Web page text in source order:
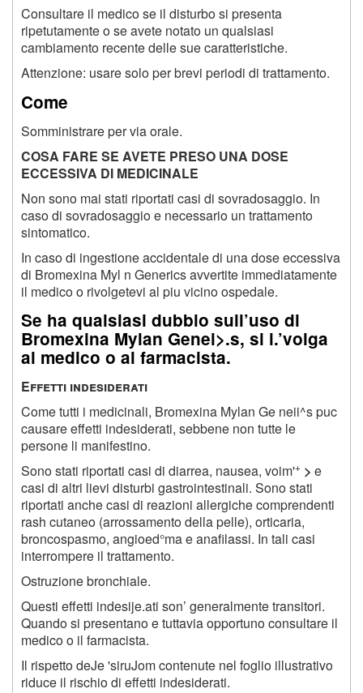
Consultare il medico se il disturbo si presenta
ripetutamente o se avete notato un qualsiasi
cambiamento recente delle sue caratteristiche.
Attenzione: usare solo per brevi periodi di trattamento.
Come
Somministrare per via orale.
COSA FARE SE AVETE PRESO UNA DOSE
ECCESSIVA DI MEDICINALE
Non sono mai stati riportati casi di sovradosaggio. In
caso di sovradosaggio e necessario un trattamento
sintomatico.
In caso di ingestione accidentale di una dose eccessiva
di Bromexina Myl n Generics avvertite immediatamente
il medico o rivolgetevi al piu vicino ospedale.
Se ha qualsiasi dubbio sull’uso di
Bromexina Mylan Genei>.s, si i.’volga
al medico o al farmacista.
Effetti indesiderati
Come tutti i medicinali, Bromexina Mylan Ge neii^s puc
causare effetti indesiderati, sebbene non tutte le
persone li manifestino.
Sono stati riportati casi di diarrea, nausea, voim'+ > e
casi di altri lievi disturbi gastrointestinali. Sono stati
riportati anche casi di reazioni allergiche comprendenti
rash cutaneo (arrossamento della pelle), orticaria,
broncospasmo, angioed°ma e anafilassi. In tali casi
interrompere il trattamento.
Ostruzione bronchiale.
Questi effetti indesije.ati son’ generalmente transitori.
Quando si presentano e tuttavia opportuno consultare il
medico o il farmacista.
Il rispetto deJe 'siruJom contenute nel foglio illustrativo
riduce il rischio di effetti indesiderati.